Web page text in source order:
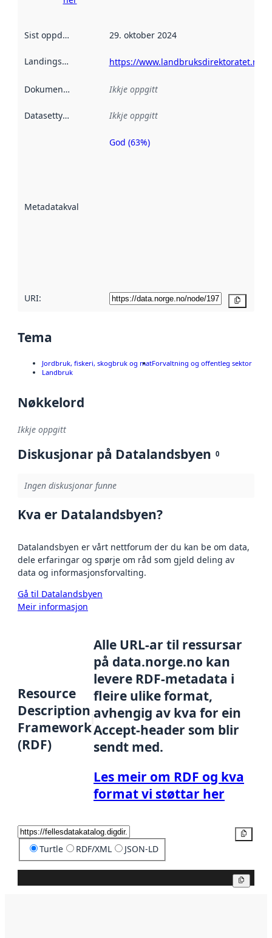
Sist oppdatert 29. oktober 2024
Landingsside https://www.landbruksdirektoratet.no
Dokumentasjon Ikkje oppgitt
Datasettype Ikkje oppgitt
Metadatakvalitet
Metadatakvalitet
God (63%)
URI:
Tema
Jordbruk, fiskeri, skogbruk og matForvaltning og offentleg sektor
Landbruk
Nøkkelord
Ikkje oppgitt
Diskusjonar på Datalandsbyen 0
Ingen diskusjonar funne
Kva er Datalandsbyen?
Datalandsbyen er vårt nettforum der du kan be om data,
dele erfaringar og spørje om råd som gjeld deling av
data og informasjonsforvalting.
Gå til Datalandsbyen
Meir informasjon
Resource
Description
Framework
(RDF)
Alle URL-ar til ressursar
på data.norge.no kan
levere RDF-metadata i
fleire ulike format,
avhengig av kva for ein
Accept-header som blir
sendt med.
Les meir om RDF og kva
format vi støttar her
Turtle RDF/XML JSON-LD